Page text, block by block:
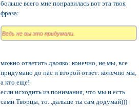
больше всего мне понравилась вот эта твоя
фраза:
Ведь не вы это придумали.
можно ответить двояко: конечно, не мы, все
придумано до нас и второй ответ: конечно мы,
а кто еще!
если исходить из понимания, что мы и есть
сами Творцы, то...дальше ты сам додумай)))